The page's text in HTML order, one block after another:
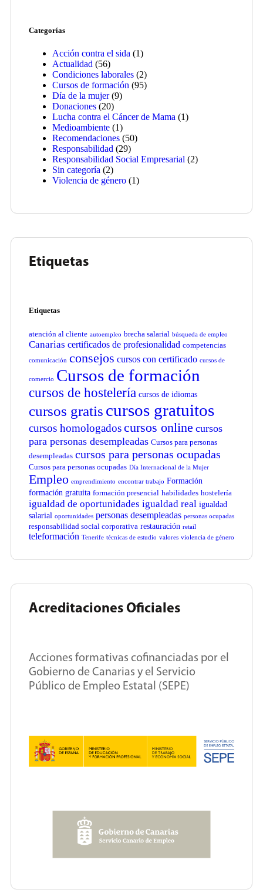
Categorías
Acción contra el sida (1)
Actualidad (56)
Condiciones laborales (2)
Cursos de formación (95)
Día de la mujer(9)
Donaciones (20)
Lucha contra el Cáncer de Mama (1)
Medioambiente (1)
Recomendaciones (50)
Responsabilidad (29)
Responsabilidad Social Empresarial (2)
Sin categoría (2)
Violencia de género (1)
Etiquetas
Etiquetas
atención al cliente autoempleo brecha salarial búsqueda de empleo
Canarias certificados de profesionalidad competencias
comunicación consejos cursos con certificado cursos de
comercio Cursos de formación
cursos de hostelería cursos de idiomas
cursos gratis cursos gratuitos
cursos homologadoscursos online cursos
para personas desempleadas Cursos para personas
desempleadas cursos para personas ocupadas
Cursos para personas ocupadas Día Internacional de la Mujer
Empleo emprendimiento encontrar trabajo Formación
formación gratuita formación presencial habilidades hostelería
igualdad de oportunidades igualdad real igualdad
salarial oportunidades personas desempleadas personas ocupadas
responsabilidad social corporativa restauración retail
teleformación Tenerife técnicas de estudio valores violencia de género
Acreditaciones Oficiales
Acciones formativas cofinanciadas por el
Gobierno de Canarias y el Servicio
Público de Empleo Estatal (SEPE)